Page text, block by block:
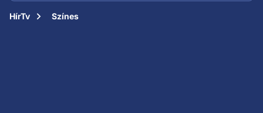
HírTv Színes